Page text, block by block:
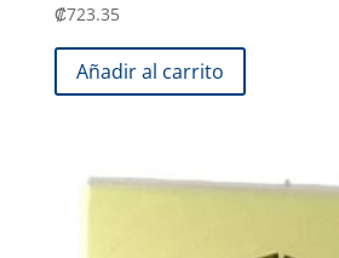
₡723.35
Añadir al carrito